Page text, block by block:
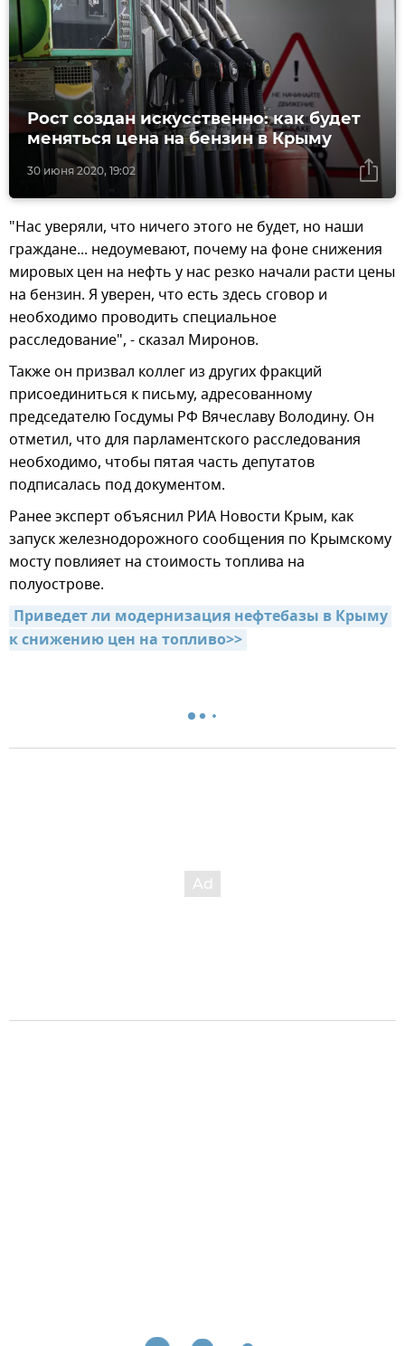
30 июня 2020, 19:02
Рост создан искусственно: как будет
меняться цена на бензин в Крыму
"Нас уверяли, что ничего этого не будет, но наши
граждане... недоумевают, почему на фоне снижения
мировых цен на нефть у нас резко начали расти цены
на бензин. Я уверен, что есть здесь сговор и
необходимо проводить специальное
расследование", - сказал Миронов.
Также он призвал коллег из других фракций
присоединиться к письму, адресованному
председателю Госдумы РФ Вячеславу Володину. Он
отметил, что для парламентского расследования
необходимо, чтобы пятая часть депутатов
подписалась под документом.
Ранее эксперт объяснил РИА Новости Крым, как
запуск железнодорожного сообщения по Крымскому
мосту повлияет на стоимость топлива на
полуострове.
Приведет ли модернизация нефтебазы в Крыму
к снижению цен на топливо>>